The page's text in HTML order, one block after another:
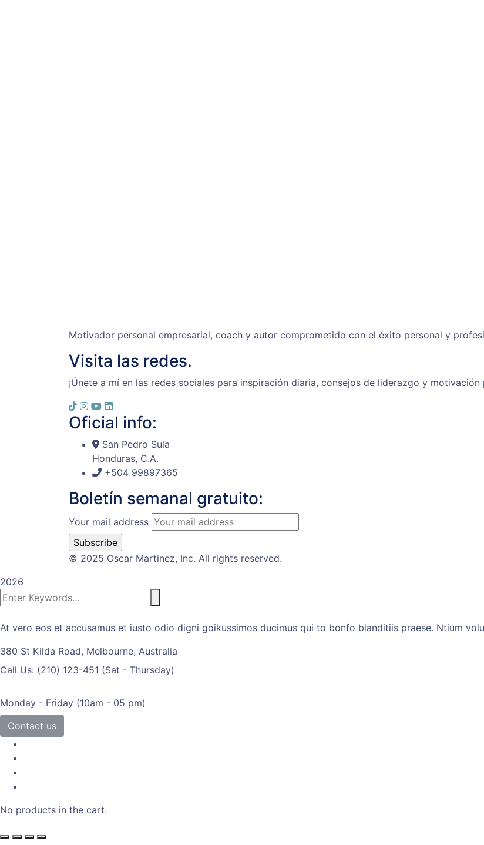
Motivador personal empresarial, coach y autor comprometido con el éxito personal y
Visita las redes.
¡Únete a mí en las redes sociales para inspiración diaria, consejos de liderazgo y
Oficial info:
San Pedro Sula
Honduras, C.A.
+504 99897365
Boletín semanal gratuito:
Your mail address
© 2025 Oscar Martinez, Inc. All rights reserved.
2026
At vero eos et accusamus et iusto odio digni goikussimos ducimus qui to bonfo blanditiis praese. Ntium
380 St Kilda Road, Melbourne, Australia
Call Us: (210) 123-451 (Sat - Thursday)
Monday - Friday (10am - 05 pm)
Contact us
No products in the cart.